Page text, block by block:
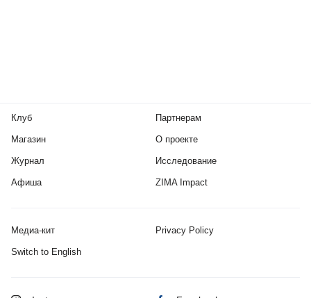
Клуб
Магазин
Журнал
Афиша
Партнерам
О проекте
Исследование
ZIMA Impact
Медиа-кит Privacy Policy
Switch to English